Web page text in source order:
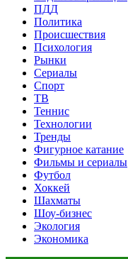
ПДД
Политика
Происшествия
Психология
Рынки
Сериалы
Спорт
ТВ
Теннис
Технологии
Тренды
Фигурное катание
Фильмы и сериалы
Футбол
Хоккей
Шахматы
Шоу-бизнес
Экология
Экономика